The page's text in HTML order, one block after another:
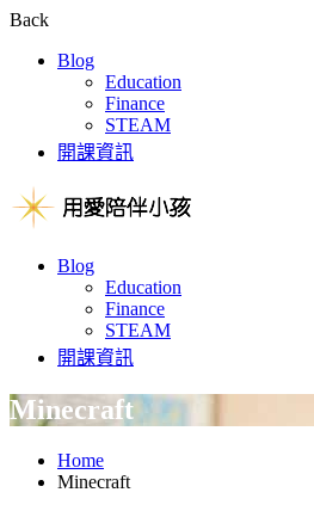
Back
Blog
Education
Finance
STEAM
開課資訊
Blog
Education
Finance
STEAM
開課資訊
Minecraft
Home
Minecraft